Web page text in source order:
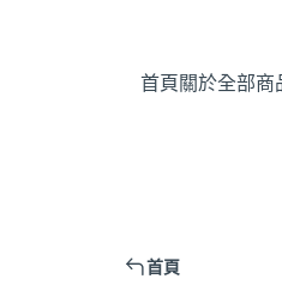
首頁 關於全部商
首頁